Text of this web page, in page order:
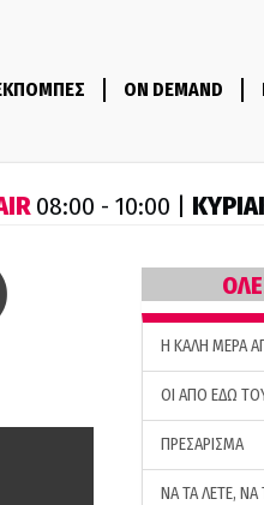
ON DEMAND
08:00 - 10:00 |
H ΚΑΛΗ ΜΕΡΑ
ΟΙ ΑΠΟ ΕΔΩ
ΠΡΕΣΑΡΙΣΜΑ
ΝΑ ΤΑ ΛΕΤΕ,